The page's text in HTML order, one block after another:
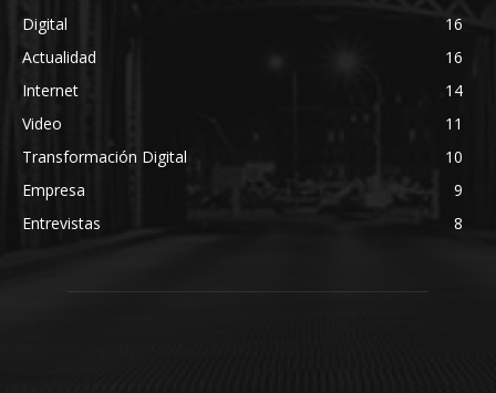
Digital
16
Actualidad
16
Internet
14
Video
11
Transformación Digital
10
Empresa
9
Entrevistas
8